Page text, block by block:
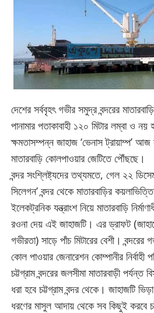
দেশের সর্ববৃহৎ গভীর সমুদ্র বন্দরের
পানামার পতাকাবাহী ১২০ মিটার লম্বা ও
ক্ষমতাসম্পন্ন জাহাজ ‘ভেনাস ট্রায়াম্প’
মাতারবাড়ি কোলপাওয়ার জেটিতে পৌঁছছে।
বন্দর সংশ্লিষ্ট্যদের তথ্যমতে, গেল ২২
সিলেগন’ বন্দর থেকে মাতারবাড়ির
ইলেকট্রনিক যন্ত্রাংশ নিয়ে মাতারবাড়ি
রওনা দেয় এই জাহাজটি। এর ড্রাফট
গভীরতা) সাড়ে পাঁচ মিটারের বেশী। বন্দরের
কোল পাওয়ার জেনারেশন কোম্পানীর
চট্টগ্রাম বন্দরের জলসীমা মাতারবাড়ী
ধরা হবে চট্টগ্রাম বন্দর থেকে। জাহাজটি
ধরণের মাসুল আদায় থেকে সব কিছুই করবে